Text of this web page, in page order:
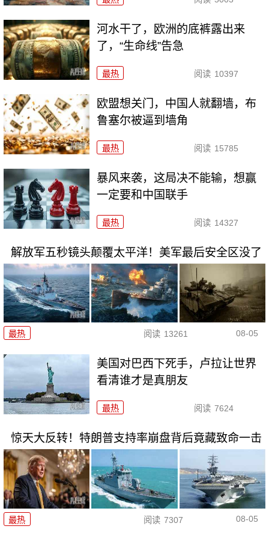
河水干了，欧洲的底裤露出来
了，“生命线”告急
最热 阅读 10397
欧盟想关门，中国人就翻墙，布
鲁塞尔被逼到墙角
最热 阅读 15785
暴风来袭，这局决不能输，想赢
一定要和中国联手
最热 阅读 14327
解放军五秒镜头颠覆太平洋！美军最后安全区没了
最热 阅读 13261 08-05
美国对巴西下死手，卢拉让世界
看清谁才是真朋友
最热 阅读 7624
惊天大反转！特朗普支持率崩盘背后竟藏致命一击
最热 阅读 7307 08-05